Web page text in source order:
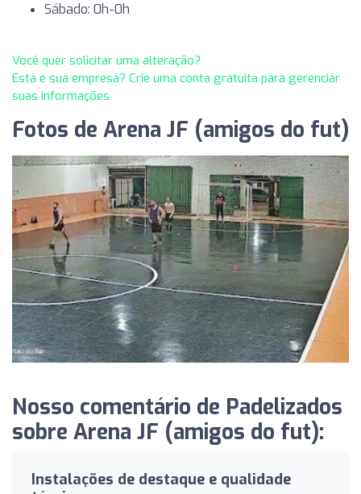
Sábado: 0h-0h
Você quer solicitar uma alteração?
Esta é sua empresa? Crie uma conta gratuita para gerenciar
suas informações
Fotos de Arena JF (amigos do fut)
Nosso comentário de Padelizados
sobre Arena JF (amigos do fut):
Instalações de destaque e qualidade